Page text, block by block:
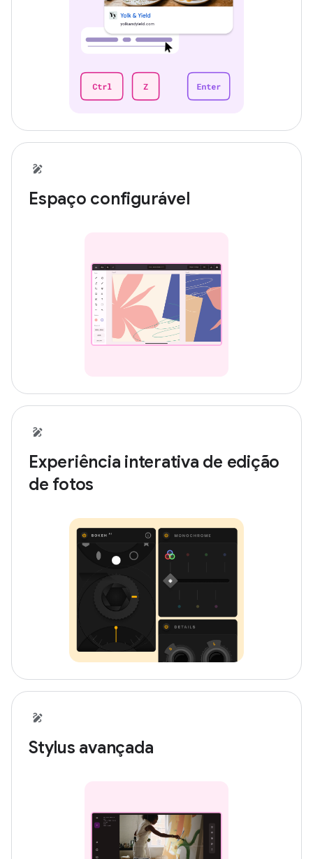
Espaço configurável
Experiência interativa de edição
de fotos
Stylus avançada